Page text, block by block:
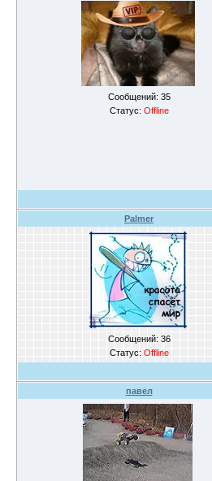
Сообщений: 35
Статус: Offline
Palmer
Сообщений: 36
Статус: Offline
павел